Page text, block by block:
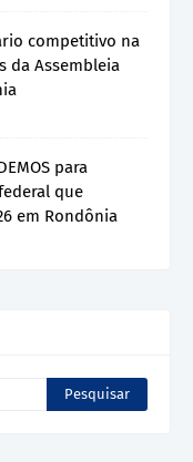
competitivo na
da Assembleia
para
que
em Rondônia